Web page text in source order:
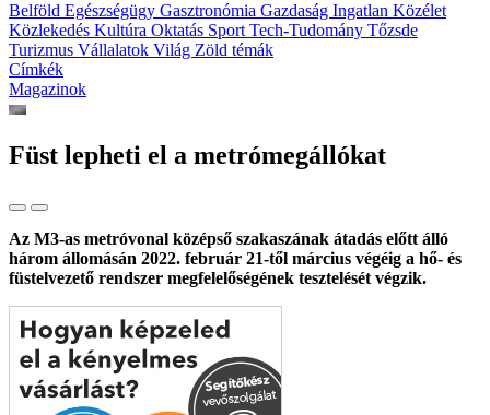
Belföld Egészségügy Gasztronómia Gazdaság Ingatlan Közélet
Közlekedés Kultúra Oktatás Sport Tech-Tudomány Tőzsde
Turizmus Vállalatok Világ Zöld témák
Címkék
Magazinok
Füst lepheti el a metrómegállókat
Az M3-as metróvonal középső szakaszának átadás előtt álló
három állomásán 2022. február 21-től március végéig a hő- és
füstelvezető rendszer megfelelőségének tesztelését végzik.